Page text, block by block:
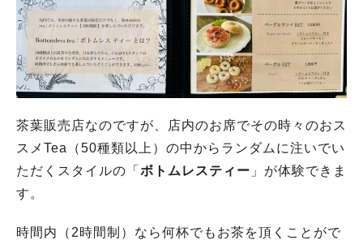
茶葉販売店なのですが、店内のお席でその時々のおス
スメTea（50種類以上）の中からランダムに注いでい
ただくスタイルの「 ボトムレスティー 」が体験できま
す。
時間内（2時間制）なら何杯でもお茶を頂くことがで